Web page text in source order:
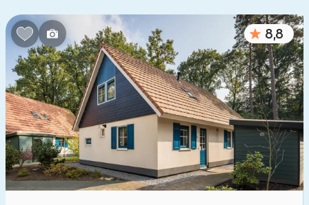
Zu öffentlichen Verkehrsmitteln
0,2 0,5 1 2 5
Unterkunft
Nicht im Ferienpark
Im Ferienpark
Einfamilienhaus
8,8